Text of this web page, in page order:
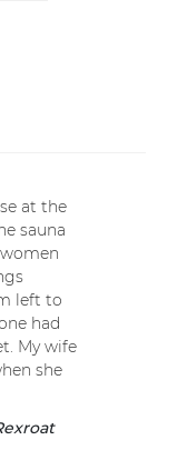
at the
sauna
left to
had
My wife
she